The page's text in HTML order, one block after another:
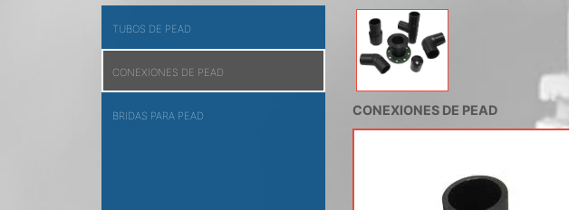
TUBOS DE PEAD
CONEXIONES DE PEAD
BRIDAS PARA PEAD CONEXIONES DE PEAD